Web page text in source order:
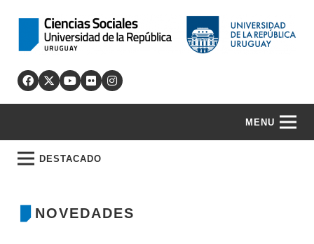
MENU
DESTACADO
NOVEDADES